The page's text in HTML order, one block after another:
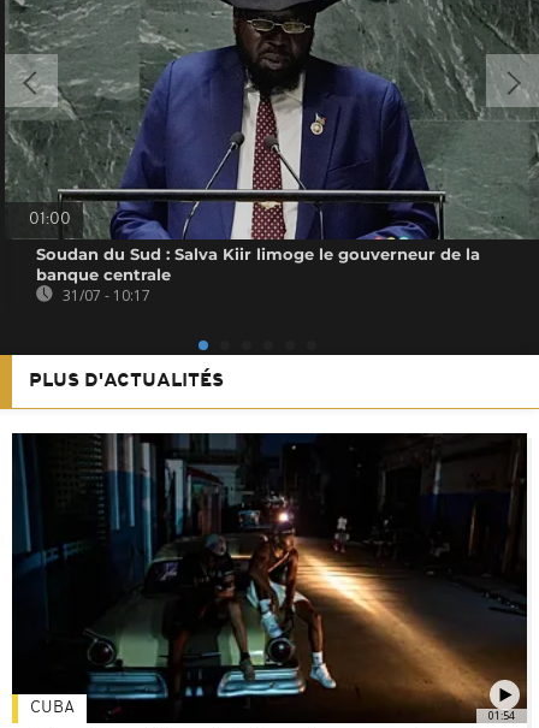
01:00
Soudan du Sud : Salva Kiir limoge le gouverneur de la
banque centrale
31/07 - 10:17
PLUS D'ACTUALITÉS
01:54
CUBA